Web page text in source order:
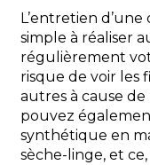
L’entretien
simple à réaliser
régulièrement
risque de voir les
autres à cause
pouvez
synthétique en
sèche-linge, et